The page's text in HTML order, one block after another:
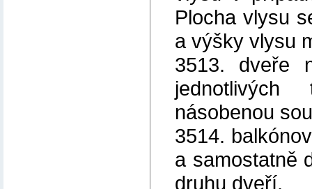
Plocha vlysu
a výšky vlysu
3513. dveře
násobenou
3514.
a samostatně
druhu dveří,